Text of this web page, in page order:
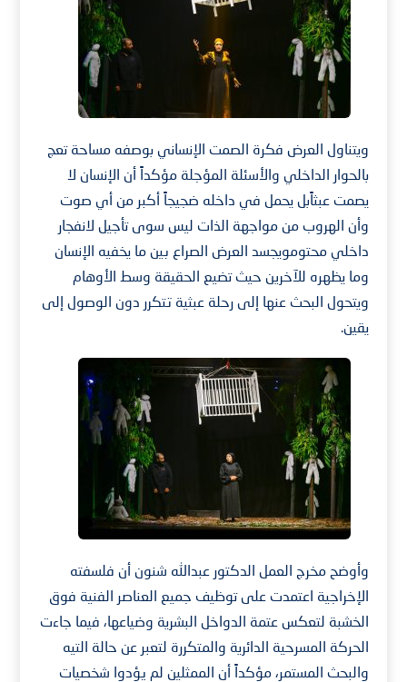
ويتناول العرض فكرة الصمت الإنساني بوصفه مساحة تعج
بالحوار الداخلي والأسئلة المؤجلة مؤكداً أن الإنسان لا
يصمت عبثاًبل يحمل في داخله ضجيجاً أكبر من أي صوت
وأن الهروب من مواجهة الذات ليس سوى تأجيل لانفجار
داخلي محتومويجسد العرض الصراع بين ما يخفيه الإنسان
وما يظهره للآخرين حيث تضيع الحقيقة وسط الأوهام
ويتحول البحث عنها إلى رحلة عبثية تتكرر دون الوصول إلى
يقين.
وأوضح مخرج العمل الدكتور عبدالله شنون أن فلسفته
الإخراجية اعتمدت على توظيف جميع العناصر الفنية فوق
الخشبة لتعكس عتمة الدواخل البشرية وضياعها، فيما جاءت
الحركة المسرحية الدائرية والمتكررة لتعبر عن حالة التيه
والبحث المستمر، مؤكداً أن الممثلين لم يؤدوا شخصيات